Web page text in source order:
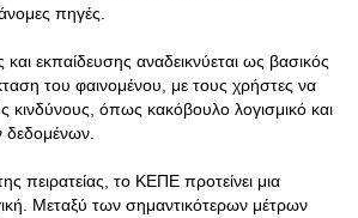
πηγές.
εκπαίδευσης αναδεικνύεται ως βασικός
του φαινομένου, με τους χρήστες να
κινδύνους, όπως κακόβουλο λογισμικό και
πειρατείας, το ΚΕΠΕ προτείνει μια
Μεταξύ των σημαντικότερων μέτρων